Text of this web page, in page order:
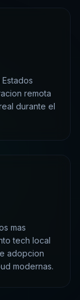
remota
durante el
mas
tech local
adopcion
modernas.